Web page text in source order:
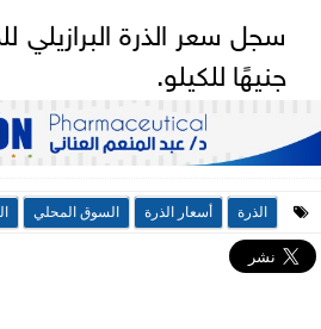
جنيهًا للكيلو.
الذرة أسعار الذرة السوق المحلي